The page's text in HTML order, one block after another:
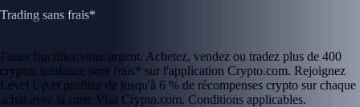
Trading sans frais*
Faites fructifier votre argent. Achetez, vendez ou tradez plus de 400
cryptos tendance sans frais* sur l'application Crypto.com. Rejoignez
Level Up et profitez de jusqu'à 6 % de récompenses crypto sur chaque
achat avec la carte Visa Crypto.com. Conditions applicables.